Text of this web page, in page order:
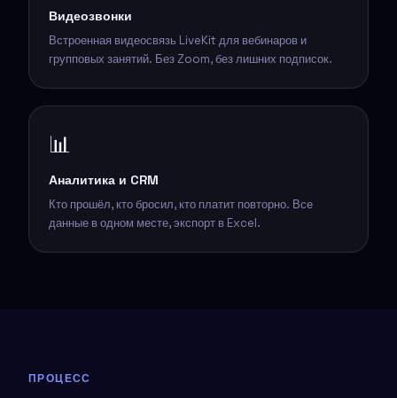
Видеозвонки
Встроенная видеосвязь LiveKit для вебинаров и
групповых занятий. Без Zoom, без лишних подписок.
📊
Аналитика и CRM
Кто прошёл, кто бросил, кто платит повторно. Все
данные в одном месте, экспорт в Excel.
ПРОЦЕСС